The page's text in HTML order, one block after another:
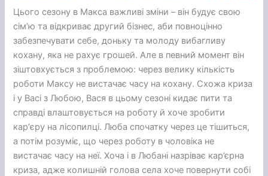
Цього сезону в Макса важливі зміни – він будує свою
сімʼю та відкриває другий бізнес, аби повноцінно
забезпечувати себе, доньку та молоду вибагливу
кохану, яка не рахує грошей. Але в певний момент він
зіштовхується з проблемою: через велику кількість
роботи Максу не вистачає часу на кохану. Схожа криза
і у Васі з Любою, Вася в цьому сезоні кидає пити та
справді влаштовується на роботу й хоче зробити
карʼєру на лісопилці. Люба спочатку через це тішиться,
а потім розуміє, що через роботу в чоловіка не
вистачає часу на неї. Хоча і в Любані назріває кар’єрна
криза, адже колишній голова села хоче повернути собі